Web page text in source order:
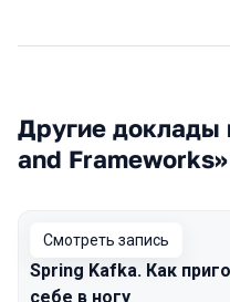
Другие доклады
and Frameworks»
Смотреть запись
Spring Kafka. Как
себе в ногу